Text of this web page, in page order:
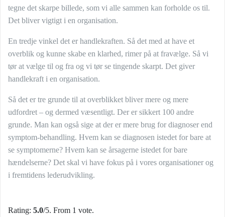
tegne det skarpe billede, som vi alle sammen kan forholde os til.
Det bliver vigtigt i en organisation.
En tredje vinkel det er handlekraften. Så det med at have et
overblik og kunne skabe en klarhed, rimer på at fravælge. Så vi
tør at vælge til og fra og vi tør se tingende skarpt. Det giver
handlekraft i en organisation.
Så det er tre grunde til at overblikket bliver mere og mere
udfordret – og dermed væsentligt. Der er sikkert 100 andre
grunde. Man kan også sige at der er mere brug for diagnoser end
symptom-behandling. Hvem kan se diagnosen istedet for bare at
se symptomerne? Hvem kan se årsagerne istedet for bare
hændelserne? Det skal vi have fokus på i vores organisationer og
i fremtidens lederudvikling.
Rating: 5.0/5. From 1 vote.